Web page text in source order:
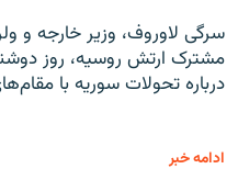
سرگی لاوروف، وزیر خارجه و
مشترک ارتش روسیه، روز
درباره تحولات سوریه با
ادامه خبر